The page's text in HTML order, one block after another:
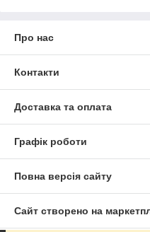
Про нас
Контакти
Доставка та оплата
Графік роботи
Повна версія сайту
Сайт створено на